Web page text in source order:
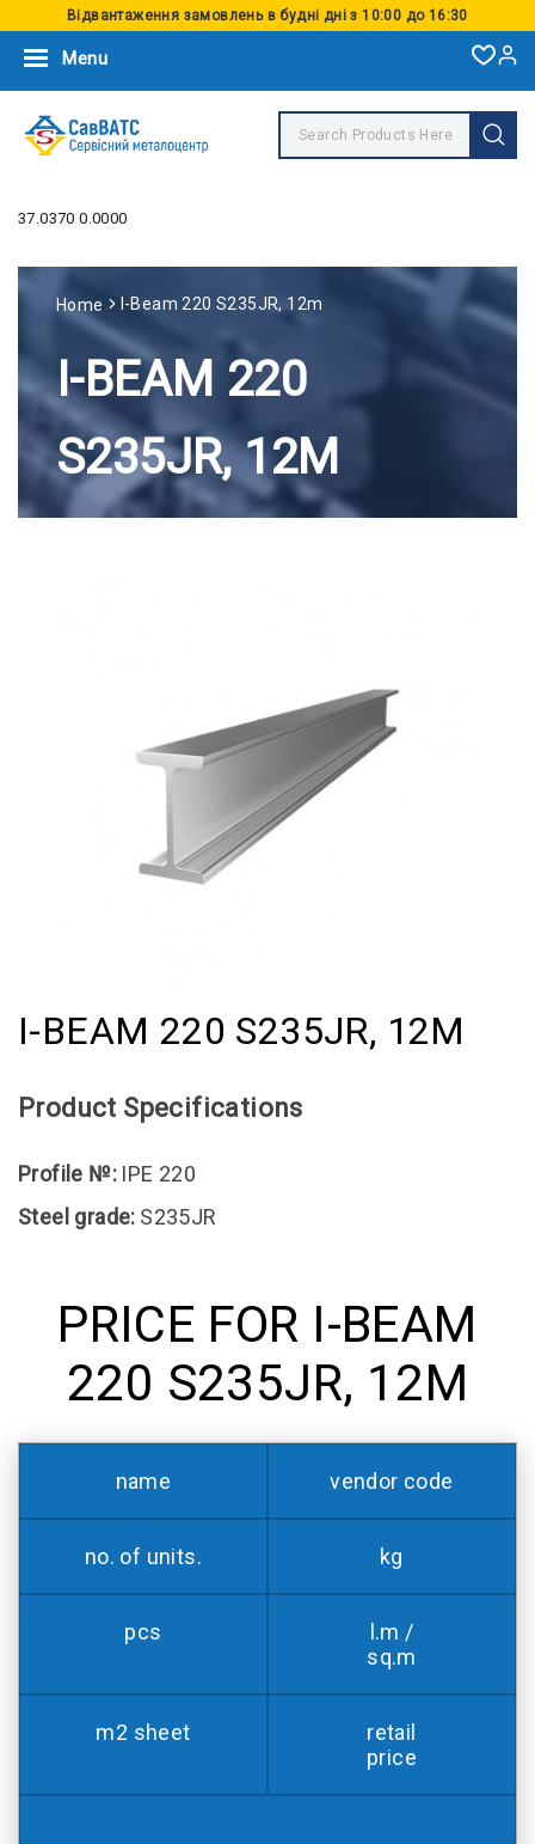
Відвантаження замовлень в будні дні з 10:00 до 16:30
Menu
37.0370 0.0000
Home I-Beam 220 S235JR, 12m
I-BEAM 220
S235JR, 12M
I-BEAM 220 S235JR, 12M
Product Specifications
Profile №: IPE 220
Steel grade: S235JR
PRICE FOR I-BEAM
220 S235JR, 12M
name vendor code
no. of units. kg
pcs
l.m /
sq.m
m2 sheet
retail
price